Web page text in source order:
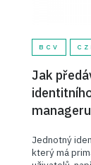
BCV
Jak
Jednotný
který má